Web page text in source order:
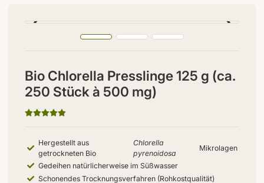
Bio Chlorella Presslinge 125 g (ca.
250 Stück à 500 mg)
Hergestellt aus
getrockneten Bio
Chlorella
pyrenoidosa
Mikrolagen
Gedeihen natürlicherweise im Süßwasser
Schonendes Trocknungsverfahren (Rohkostqualität)